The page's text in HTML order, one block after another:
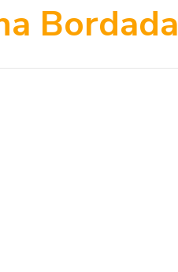
Bordada